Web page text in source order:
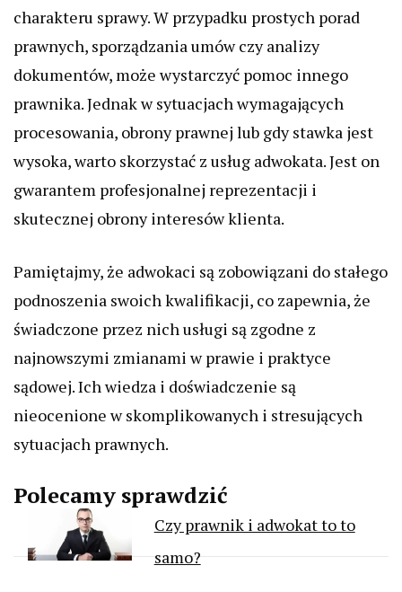
charakteru sprawy. W przypadku prostych porad
prawnych, sporządzania umów czy analizy
dokumentów, może wystarczyć pomoc innego
prawnika. Jednak w sytuacjach wymagających
procesowania, obrony prawnej lub gdy stawka jest
wysoka, warto skorzystać z usług adwokata. Jest on
gwarantem profesjonalnej reprezentacji i
skutecznej obrony interesów klienta.
Pamiętajmy, że adwokaci są zobowiązani do stałego
podnoszenia swoich kwalifikacji, co zapewnia, że
świadczone przez nich usługi są zgodne z
najnowszymi zmianami w prawie i praktyce
sądowej. Ich wiedza i doświadczenie są
nieocenione w skomplikowanych i stresujących
sytuacjach prawnych.
Polecamy sprawdzić
Czy prawnik i adwokat to to
samo?